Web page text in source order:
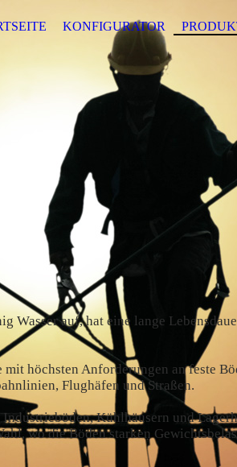
KONFIGURATOR
Wasser auf, hat eine lange
höchsten Anforderungen an feste
Flughäfen und Straßen.
Kühlhäusern und
wo die Böden starken